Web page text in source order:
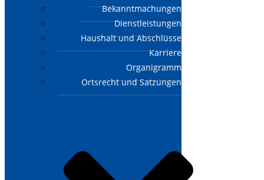
Bekanntmachungen
Dienstleistungen
Haushalt und Abschlüsse
Karriere
Organigramm
Ortsrecht und Satzungen